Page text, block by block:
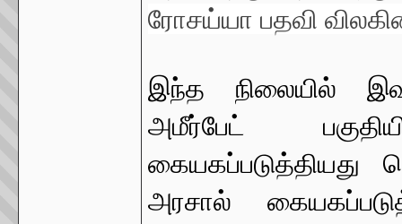
ரோசய்யா பதவி
இந்த நிலையில்
அமீர்பேட்
கையகப்படுத்தியது
அரசால்